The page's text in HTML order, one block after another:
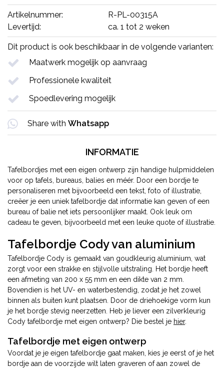
Artikelnummer:
R-PL-00315A
Levertijd:
ca. 1 tot 2 weken
Dit product is ook beschikbaar in de volgende varianten:
Maatwerk mogelijk op aanvraag
Professionele kwaliteit
Spoedlevering mogelijk
Share with Whatsapp
INFORMATIE
Tafelbordjes met een eigen ontwerp zijn handige hulpmiddelen
voor op tafels, bureaus, balies en méér. Door een bordje te
personaliseren met bijvoorbeeld een tekst, foto of illustratie,
creëer je een uniek tafelbordje dat informatie kan geven of een
bureau of balie net iets persoonlijker maakt. Ook leuk om
cadeau te geven, bijvoorbeeld met een leuke quote of illustratie.
Tafelbordje Cody van aluminium
Tafelbordje Cody is gemaakt van goudkleurig aluminium, wat
zorgt voor een strakke en stijlvolle uitstraling. Het bordje heeft
een afmeting van 200 x 55 mm en een dikte van 2 mm.
Bovendien is het UV- en waterbestendig, zodat je het zowel
binnen als buiten kunt plaatsen. Door de driehoekige vorm kun
je het bordje stevig neerzetten. Heb je liever een zilverkleurig
Cody tafelbordje met eigen ontwerp? Die bestel je hier.
Tafelbordje met eigen ontwerp
Voordat je je eigen tafelbordje gaat maken, kies je eerst of je het
bordje aan de voorzijde wilt laten graveren of aan zowel de